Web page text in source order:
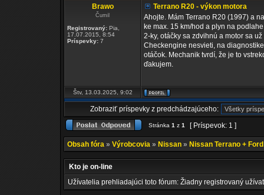
Brawo
Čumil
Registrovaný: Pia,
17.07.2015, 8:54
Príspevky: 7
Terrano R20 - výkon motora
Ahojte. Mám Terrano R20 (1997) a
ke max. 15 km/hod a plyn na
2-ky, otáčky sa zdvihnú a motor sa
Checkengine nesvieti, na
otáčok. Mechanik tvrdí, že je to
ďakujem.
Štv, 13.03.2025, 9:02
Zobraziť príspevky z predchádzajúceho:
Stránka 1 z 1 [ Príspevok: 1 ]
Obsah fóra » Výrobcovia » Nissan » Nissan Terrano +
Kto je on-line
Užívatelia prehliadajúci toto fórum: Žiadny registrovaný